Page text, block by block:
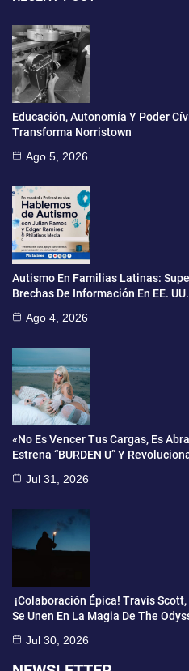
Educación, Autonomía Y Poder
Transforma Norristown
Ago 5, 2026
Autismo En Familias Latinas:
Brechas De Información En EE. UU.
Ago 4, 2026
«No Es Vencer Tus Cargas, Es
Estrena “BURDEN U” Y
Jul 31, 2026
¡Colaboración Épica! Travis
Se Unen En La Magia De The
Jul 30, 2026